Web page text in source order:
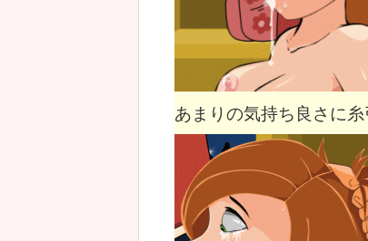
あまりの気持ち良さに